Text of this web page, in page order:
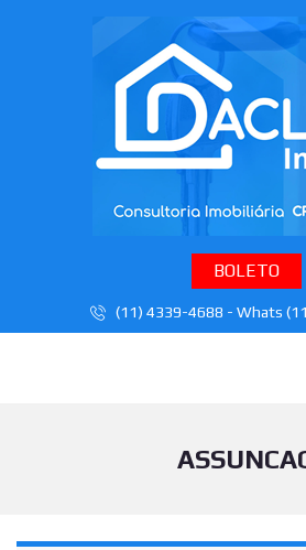
BOLETO
(11) 4339-4688 - Whats